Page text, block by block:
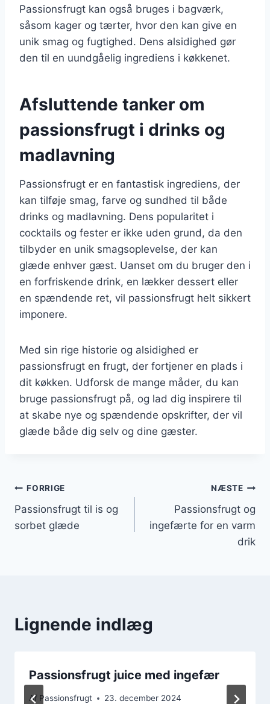
Passionsfrugt kan også bruges i bagværk,
såsom kager og tærter, hvor den kan give en
unik smag og fugtighed. Dens alsidighed gør
den til en uundgåelig ingrediens i køkkenet.
Afsluttende tanker om
passionsfrugt i drinks og
madlavning
Passionsfrugt er en fantastisk ingrediens, der
kan tilføje smag, farve og sundhed til både
drinks og madlavning. Dens popularitet i
cocktails og fester er ikke uden grund, da den
tilbyder en unik smagsoplevelse, der kan
glæde enhver gæst. Uanset om du bruger den i
en forfriskende drink, en lækker dessert eller
en spændende ret, vil passionsfrugt helt sikkert
imponere.
Med sin rige historie og alsidighed er
passionsfrugt en frugt, der fortjener en plads i
dit køkken. Udforsk de mange måder, du kan
bruge passionsfrugt på, og lad dig inspirere til
at skabe nye og spændende opskrifter, der vil
glæde både dig selv og dine gæster.
Indlægsnavigation
FORRIGE
Passionsfrugt til is og
sorbet glæde
NÆSTE
Passionsfrugt og
ingefærte for en varm
drik
Lignende indlæg
Passionsfrugt juice med ingefær
Af Passionsfrugt 23. december 2024